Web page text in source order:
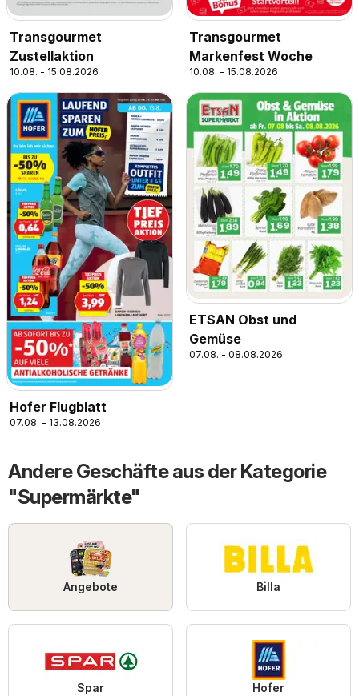
Transgourmet
Zustellaktion
10.08. - 15.08.2026
Transgourmet
Markenfest Woche
10.08. - 15.08.2026
Hofer Flugblatt
07.08. - 13.08.2026
ETSAN Obst und
Gemüse
07.08. - 08.08.2026
Andere Geschäfte aus der Kategorie
"Supermärkte"
Angebote Billa
Spar Hofer